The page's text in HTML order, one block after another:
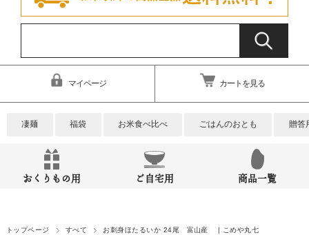
マイページ カートを見る
凄麺 福袋 お米食べ比べ ごはんのおとも 贈答
おくりもの用 ご自宅用 商品一覧
トップページ すべて お刺身ほたるいか 24尾 富山産 | こめや丸七